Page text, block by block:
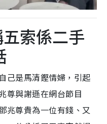
索係二手
己是馬清鏗情婦，引起
尊與謝遜在網台節目
兆尊貴為一位有錢、又